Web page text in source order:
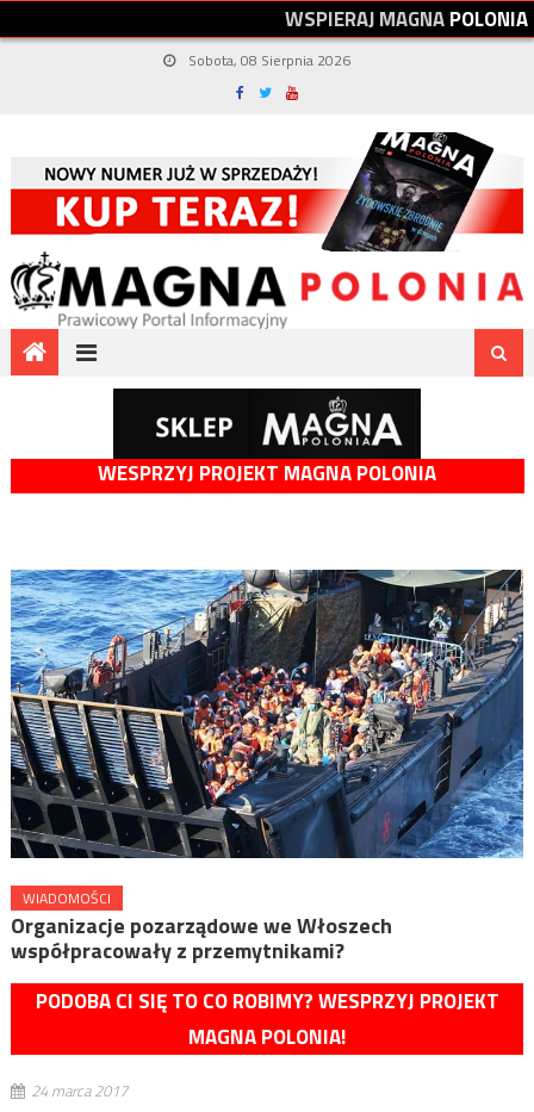
WSPIERAJMAGNAPOLONIA
Sobota, 08 Sierpnia 2026
WESPRZYJ PROJEKT MAGNA POLONIA
WIADOMOŚCI
Organizacje pozarządowe we Włoszech
współpracowały z przemytnikami?
PODOBA CI SIĘ TO CO ROBIMY? WESPRZYJ PROJEKT
MAGNA POLONIA!
24 marca 2017